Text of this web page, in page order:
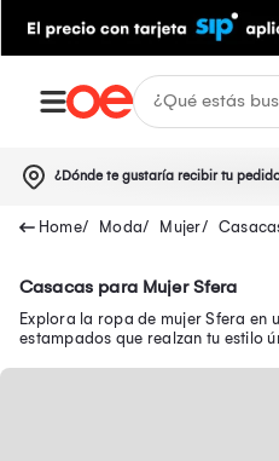
¿Dónde te gustaría recibir tu
Moda Mujer
Casacas para Mujer Sfera
Explora la ropa de mujer Sfera en
estampados que realzan tu estilo